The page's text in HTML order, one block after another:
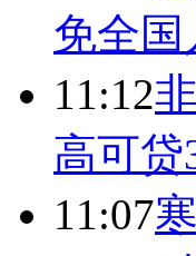
免全国
11:12
高可贷
11:07